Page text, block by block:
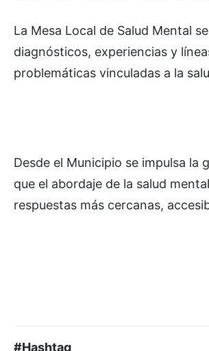
La Mesa Local de Salud Mental
diagnósticos, experiencias y
problemáticas vinculadas a la
Desde el Municipio se impulsa
que el abordaje de la salud
respuestas más cercanas,
#Hashtag